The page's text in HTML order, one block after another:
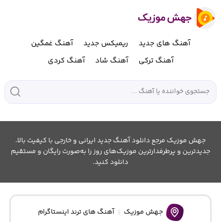
آهنگ های جدید ریمیکس جدید
آهنگ غمگین
آهنگ ترکی
آهنگ شاد آهنگ کردی
جهش موزیک مرجع دانلود آهنگ جدید ایرانی و خارجی با کیفیت بالا.
جدیدترین و پرطرفدارترین موزیک‌های روز را به‌صورت رایگان و مستقیم
دانلود کنید.
جهش موزیک
آهنگ های ترند اینستاگرام